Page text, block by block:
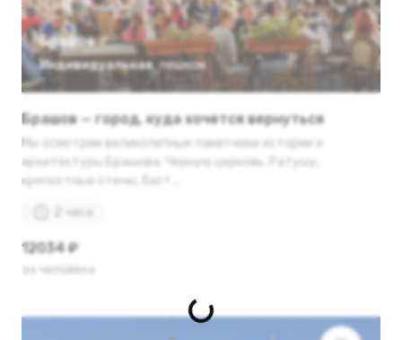
Брашов
Индивидуальная, пешком
Брашов — город, куда хочется вернуться
Мы осмотрим великолепные памятники истории и
архитектуры Брашова: Черную церковь, Ратушу,
крепостные стены, баст...
2 часа
12034 ₽
за человека